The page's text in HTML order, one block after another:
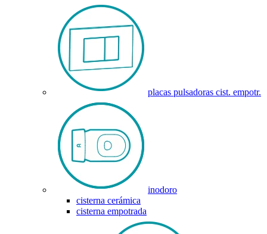
placas pulsadoras cist. empotr.
inodoro
cisterna cerámica
cisterna empotrada